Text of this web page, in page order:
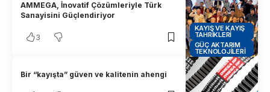
KAYIŞ VE KAYIŞ
TAHRIKLERI
GÜÇ AKTARIM
TEKNOLOJILERI
AMMEGA, İnovatif Çözümleriyle Türk
Sanayisini Güçlendiriyor
3
Bir “kayışta” güven ve kalitenin ahengi